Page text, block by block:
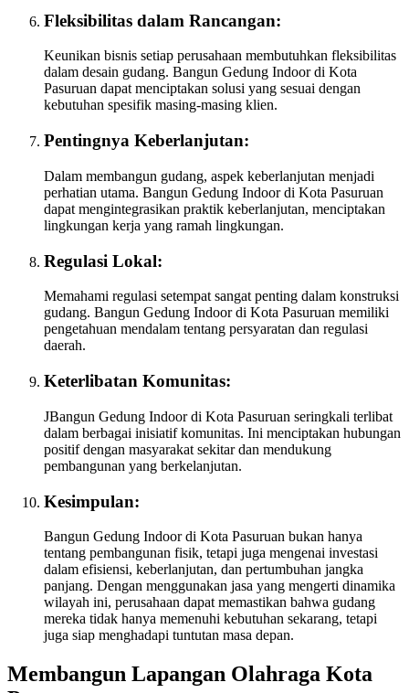
Fleksibilitas dalam Rancangan:
Keunikan bisnis setiap perusahaan membutuhkan fleksibilitas
dalam desain gudang. Bangun Gedung Indoor di Kota
Pasuruan dapat menciptakan solusi yang sesuai dengan
kebutuhan spesifik masing-masing klien.
Pentingnya Keberlanjutan:
Dalam membangun gudang, aspek keberlanjutan menjadi
perhatian utama. Bangun Gedung Indoor di Kota Pasuruan
dapat mengintegrasikan praktik keberlanjutan, menciptakan
lingkungan kerja yang ramah lingkungan.
Regulasi Lokal:
Memahami regulasi setempat sangat penting dalam konstruksi
gudang. Bangun Gedung Indoor di Kota Pasuruan memiliki
pengetahuan mendalam tentang persyaratan dan regulasi
daerah.
Keterlibatan Komunitas:
JBangun Gedung Indoor di Kota Pasuruan seringkali terlibat
dalam berbagai inisiatif komunitas. Ini menciptakan hubungan
positif dengan masyarakat sekitar dan mendukung
pembangunan yang berkelanjutan.
Kesimpulan:
Bangun Gedung Indoor di Kota Pasuruan bukan hanya
tentang pembangunan fisik, tetapi juga mengenai investasi
dalam efisiensi, keberlanjutan, dan pertumbuhan jangka
panjang. Dengan menggunakan jasa yang mengerti dinamika
wilayah ini, perusahaan dapat memastikan bahwa gudang
mereka tidak hanya memenuhi kebutuhan sekarang, tetapi
juga siap menghadapi tuntutan masa depan.
Membangun Lapangan Olahraga Kota